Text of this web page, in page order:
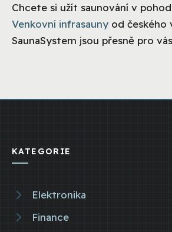
Chcete si užít saunování v
Venkovní infrasauny od českého
SaunaSystem jsou přesně pro
KATEGORIE
Elektronika
Finance